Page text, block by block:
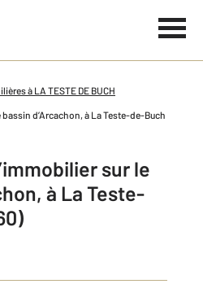
à LA TESTE DE BUCH
d’Arcachon, à La Teste-de-Buch
sur le
à La Teste-